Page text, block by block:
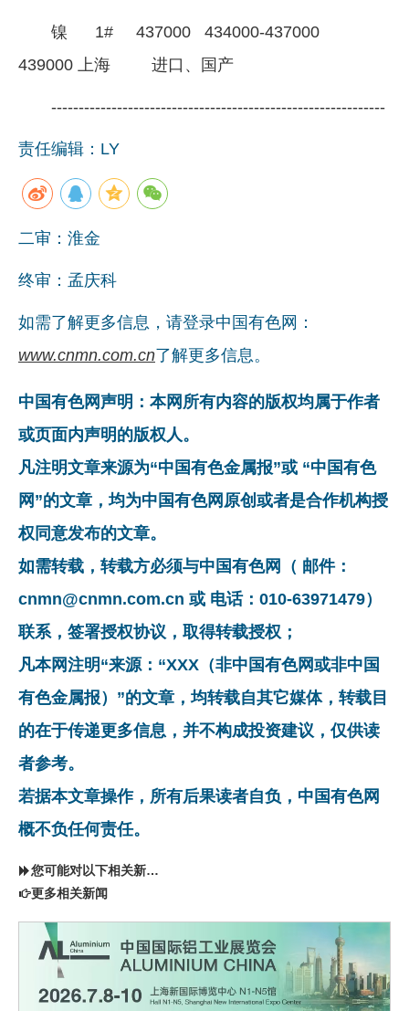
镍 1# 437000 434000-437000
439000 上海 进口、国产
-------------------------------------------------------------
责任编辑：LY
二审：淮金
终审：孟庆科
如需了解更多信息，请登录中国有色网：
www.cnmn.com.cn了解更多信息。
中国有色网声明：本网所有内容的版权均属于作者
或页面内声明的版权人。
凡注明文章来源为“中国有色金属报”或 “中国有色
网”的文章，均为中国有色网原创或者是合作机构授
权同意发布的文章。
如需转载，转载方必须与中国有色网（ 邮件：
cnmn@cnmn.com.cn 或 电话：010-63971479）
联系，签署授权协议，取得转载授权；
凡本网注明“来源：“XXX（非中国有色网或非中国
有色金属报）”的文章，均转载自其它媒体，转载目
的在于传递更多信息，并不构成投资建议，仅供读
者参考。
若据本文章操作，所有后果读者自负，中国有色网
概不负任何责任。
您可能对以下相关新闻同样感兴趣
更多相关新闻